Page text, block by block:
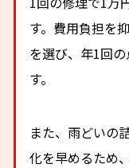
す。費用負担を
を選び、年1回
す。
また、雨どいの
化を早めるため